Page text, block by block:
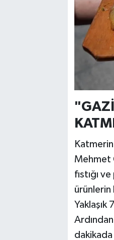
Mehmet
fıstığı
ürünlerin